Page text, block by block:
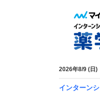
2026年8/9 (日)
インターン